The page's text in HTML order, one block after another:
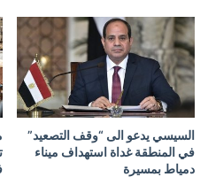
السيسي يدعو الى “وقف التصعيد”
في المنطقة غداة استهداف ميناء
دمياط بمسيرة